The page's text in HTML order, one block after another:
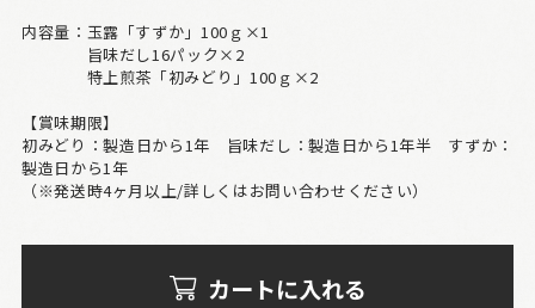
内容量：玉露「すずか」100ｇ×1
旨味だし16パック×2
特上煎茶「初みどり」100ｇ×2
【賞味期限】
初みどり：製造日から1年 旨味だし：製造日から1年半 すずか：
製造日から1年
（※発送時4ヶ月以上/詳しくはお問い合わせください）
カートに入れる